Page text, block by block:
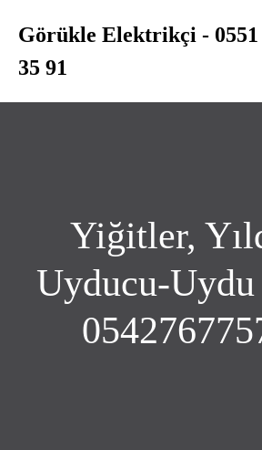
geç
Görükle Elektrikçi - 0551
35 91
Yiğitler,
Uyducu-